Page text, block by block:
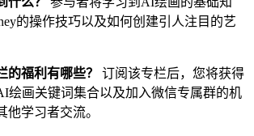
的操作技巧以及如何创建引人注目的艺
的福利有哪些？
订阅该专栏后，您将获得
绘画关键词集合以及加入微信专属群的机
他学习者交流。